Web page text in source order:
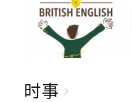
时事